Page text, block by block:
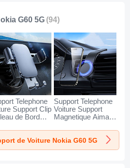
G60 5G (94)
Telephone
Support Clip
de Bord
G60 5G Noir
Support Telephone
Voiture Support
Magnetique Aimant
Universel BS1 pour
Nokia G60 5G Noir
de Voiture Nokia G60 5G